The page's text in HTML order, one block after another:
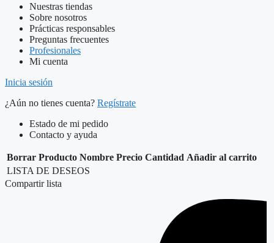
Nuestras tiendas
Sobre nosotros
Prácticas responsables
Preguntas frecuentes
Profesionales
Mi cuenta
Inicia sesión
¿Aún no tienes cuenta? Regístrate
Estado de mi pedido
Contacto y ayuda
Borrar Producto Nombre Precio Cantidad Añadir al carrito
LISTA DE DESEOS
Compartir lista